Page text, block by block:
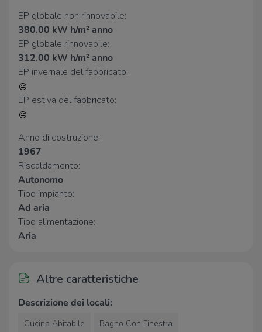
Ospedali
Ospedale Sant'Alfonso Maria de'
Liguori
Supermercato Pellicano
Bar
Bar Viola
Ristoranti
La Cantina dei Briganti
La Lampara
EP globale non rinnovabile:
380.00 kW h/m² anno
EP globale rinnovabile:
312.00 kW h/m² anno
EP invernale del fabbricato:
EP estiva del fabbricato:
Anno di costruzione:
1967
Riscaldamento:
Autonomo
Tipo impianto:
Ad aria
Tipo alimentazione:
Aria
Altre caratteristiche
Descrizione dei locali:
Cucina Abitabile Bagno Con Finestra